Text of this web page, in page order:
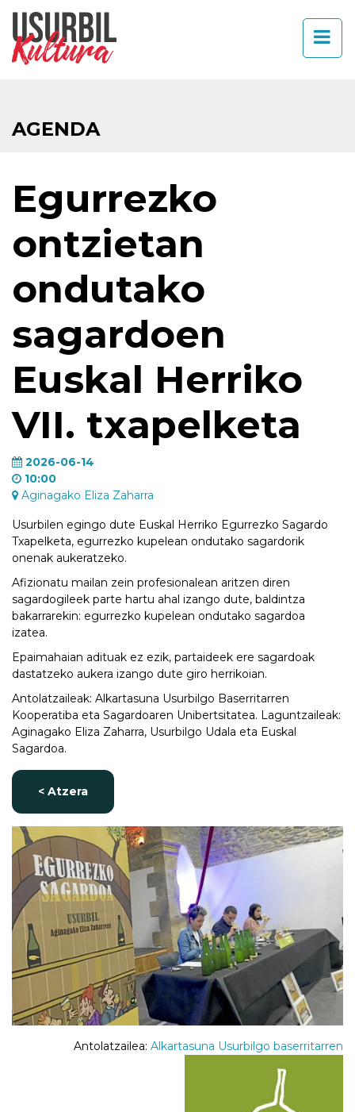
AGENDA
Egurrezko
ontzietan
ondutako
sagardoen
Euskal Herriko
VII. txapelketa
2026-06-14
10:00
Aginagako Eliza Zaharra
Usurbilen egingo dute Euskal Herriko Egurrezko Sagardo
Txapelketa, egurrezko kupelean ondutako sagardorik
onenak aukeratzeko.
Afizionatu mailan zein profesionalean aritzen diren
sagardogileek parte hartu ahal izango dute, baldintza
bakarrarekin: egurrezko kupelean ondutako sagardoa
izatea.
Epaimahaian adituak ez ezik, partaideek ere sagardoak
dastatzeko aukera izango dute giro herrikoian.
Antolatzaileak: Alkartasuna Usurbilgo Baserritarren
Kooperatiba eta Sagardoaren Unibertsitatea. Laguntzaileak:
Aginagako Eliza Zaharra, Usurbilgo Udala eta Euskal
Sagardoa.
< Atzera
Antolatzailea: Alkartasuna Usurbilgo baserritarren